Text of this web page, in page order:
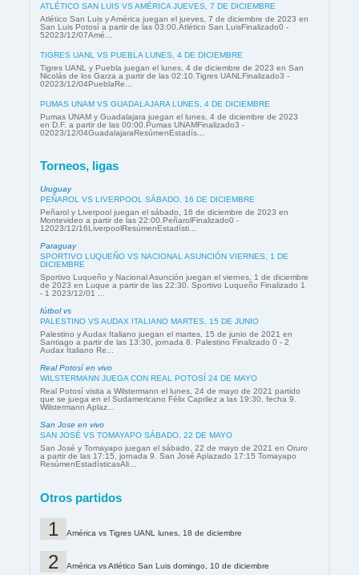
ATLÉTICO SAN LUIS VS AMÉRICA JUEVES, 7 DE DICIEMBRE
Atlético San Luis y América juegan el jueves, 7 de diciembre de 2023 en
San Luis Potosí a partir de las 03:00.Atlético San LuisFinalizado0 -
52023/12/07Amé...
TIGRES UANL VS PUEBLA LUNES, 4 DE DICIEMBRE
Tigres UANL y Puebla juegan el lunes, 4 de diciembre de 2023 en San
Nicolás de los Garza a partir de las 02:10.Tigres UANLFinalizado3 -
02023/12/04PueblaRe...
PUMAS UNAM VS GUADALAJARA LUNES, 4 DE DICIEMBRE
Pumas UNAM y Guadalajara juegan el lunes, 4 de diciembre de 2023
en D.F. a partir de las 00:00.Pumas UNAMFinalizado3 -
02023/12/04GuadalajaraResúmenEstadís...
Torneos, ligas
Uruguay
PEÑAROL VS LIVERPOOL SÁBADO, 16 DE DICIEMBRE
Peñarol y Liverpool juegan el sábado, 16 de diciembre de 2023 en
Montevideo a partir de las 22:00.PeñarolFinalizado0 -
12023/12/16LiverpoolResúmenEstadísti...
Paraguay
SPORTIVO LUQUEÑO VS NACIONAL ASUNCIÓN VIERNES, 1 DE
DICIEMBRE
Sportivo Luqueño y Nacional Asunción juegan el viernes, 1 de diciembre
de 2023 en Luque a partir de las 22:30. Sportivo Luqueño Finalizado 1
- 1 2023/12/01 ...
fútbol vs
PALESTINO VS AUDAX ITALIANO MARTES, 15 DE JUNIO
Palestino y Audax Italiano juegan el martes, 15 de junio de 2021 en
Santiago a partir de las 13:30, jornada 8. Palestino Finalizado 0 - 2
Audax Italiano Re...
Real Potosí en vivo
WILSTERMANN JUEGA CON REAL POTOSÍ 24 DE MAYO
Real Potosí visita a Wilstermann el lunes, 24 de mayo de 2021 partido
que se juega en el Sudamericano Félix Caprilez a las 19:30, fecha 9.
Wilstermann Aplaz...
San Jose en vivo
SAN JOSÉ VS TOMAYAPO SÁBADO, 22 DE MAYO
San José y Tomayapo juegan el sábado, 22 de mayo de 2021 en Oruro
a partir de las 17:15, jornada 9. San José Aplazado 17:15 Tomayapo
ResúmenEstadísticasAli...
Otros partidos
América vs Tigres UANL lunes, 18 de diciembre
América vs Atlético San Luis domingo, 10 de diciembre